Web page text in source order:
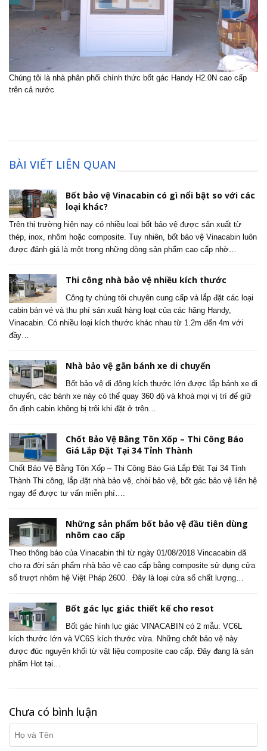
Chúng tôi là nhà phân phối chính thức bốt gác Handy H2.0N cao cấp
trên cả nước
BÀI VIẾT LIÊN QUAN
Bốt bảo vệ Vinacabin có gì nổi bật so với các
loại khác?
Trên thị trường hiện nay có nhiều loại bốt bảo vệ được sản xuất từ
thép, inox, nhôm hoặc composite. Tuy nhiên, bốt bảo vệ Vinacabin luôn
được đánh giá là một trong những dòng sản phẩm cao cấp nhờ…
Thi công nhà bảo vệ nhiều kích thước
Công ty chúng tôi chuyên cung cấp và lắp đặt các loại
cabin bán vé và thu phí sản xuất hàng loạt của các hãng Handy,
Vinacabin. Có nhiều loại kích thước khác nhau từ 1.2m đến 4m với
đầy…
Nhà bảo vệ gắn bánh xe di chuyển
Bốt bảo vệ di động kích thước lớn được lắp bánh xe di
chuyển, các bánh xe này có thể quay 360 độ và khoá mọi vị trí để giữ
ổn định cabin không bị trôi khi đặt ở trên…
Chốt Bảo Vệ Bằng Tôn Xốp – Thi Công Báo
Giá Lắp Đặt Tại 34 Tỉnh Thành
Chốt Bảo Vệ Bằng Tôn Xốp – Thi Công Báo Giá Lắp Đặt Tại 34 Tỉnh
Thành Thi công, lắp đặt nhà bảo vệ, chòi bảo vệ, bốt gác bảo vệ liên hệ
ngay để được tư vấn miễn phí….
Những sản phẩm bốt bảo vệ đầu tiên dùng
nhôm cao cấp
Theo thông báo của Vinacabin thì từ ngày 01/08/2018 Vincacabin đã
cho ra đời sản phẩm nhà bảo vệ cao cấp bằng composite sử dụng cửa
sổ trượt nhôm hệ Việt Pháp 2600. Đây là loại cửa sổ chất lượng…
Bốt gác lục giác thiết kế cho resot
Bốt gác hình lục giác VINACABIN có 2 mẫu: VC6L
kích thước lớn và VC6S kích thước vừa. Những chốt bảo vệ này
được đúc nguyên khối từ vật liệu composite cao cấp. Đây đang là sản
phẩm Hot tại…
Chưa có bình luận